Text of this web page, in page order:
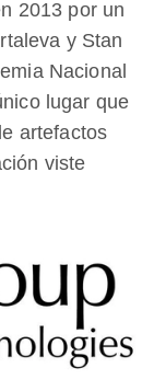
2013 por un
y Stan
Nacional
lugar que
artefactos
viste